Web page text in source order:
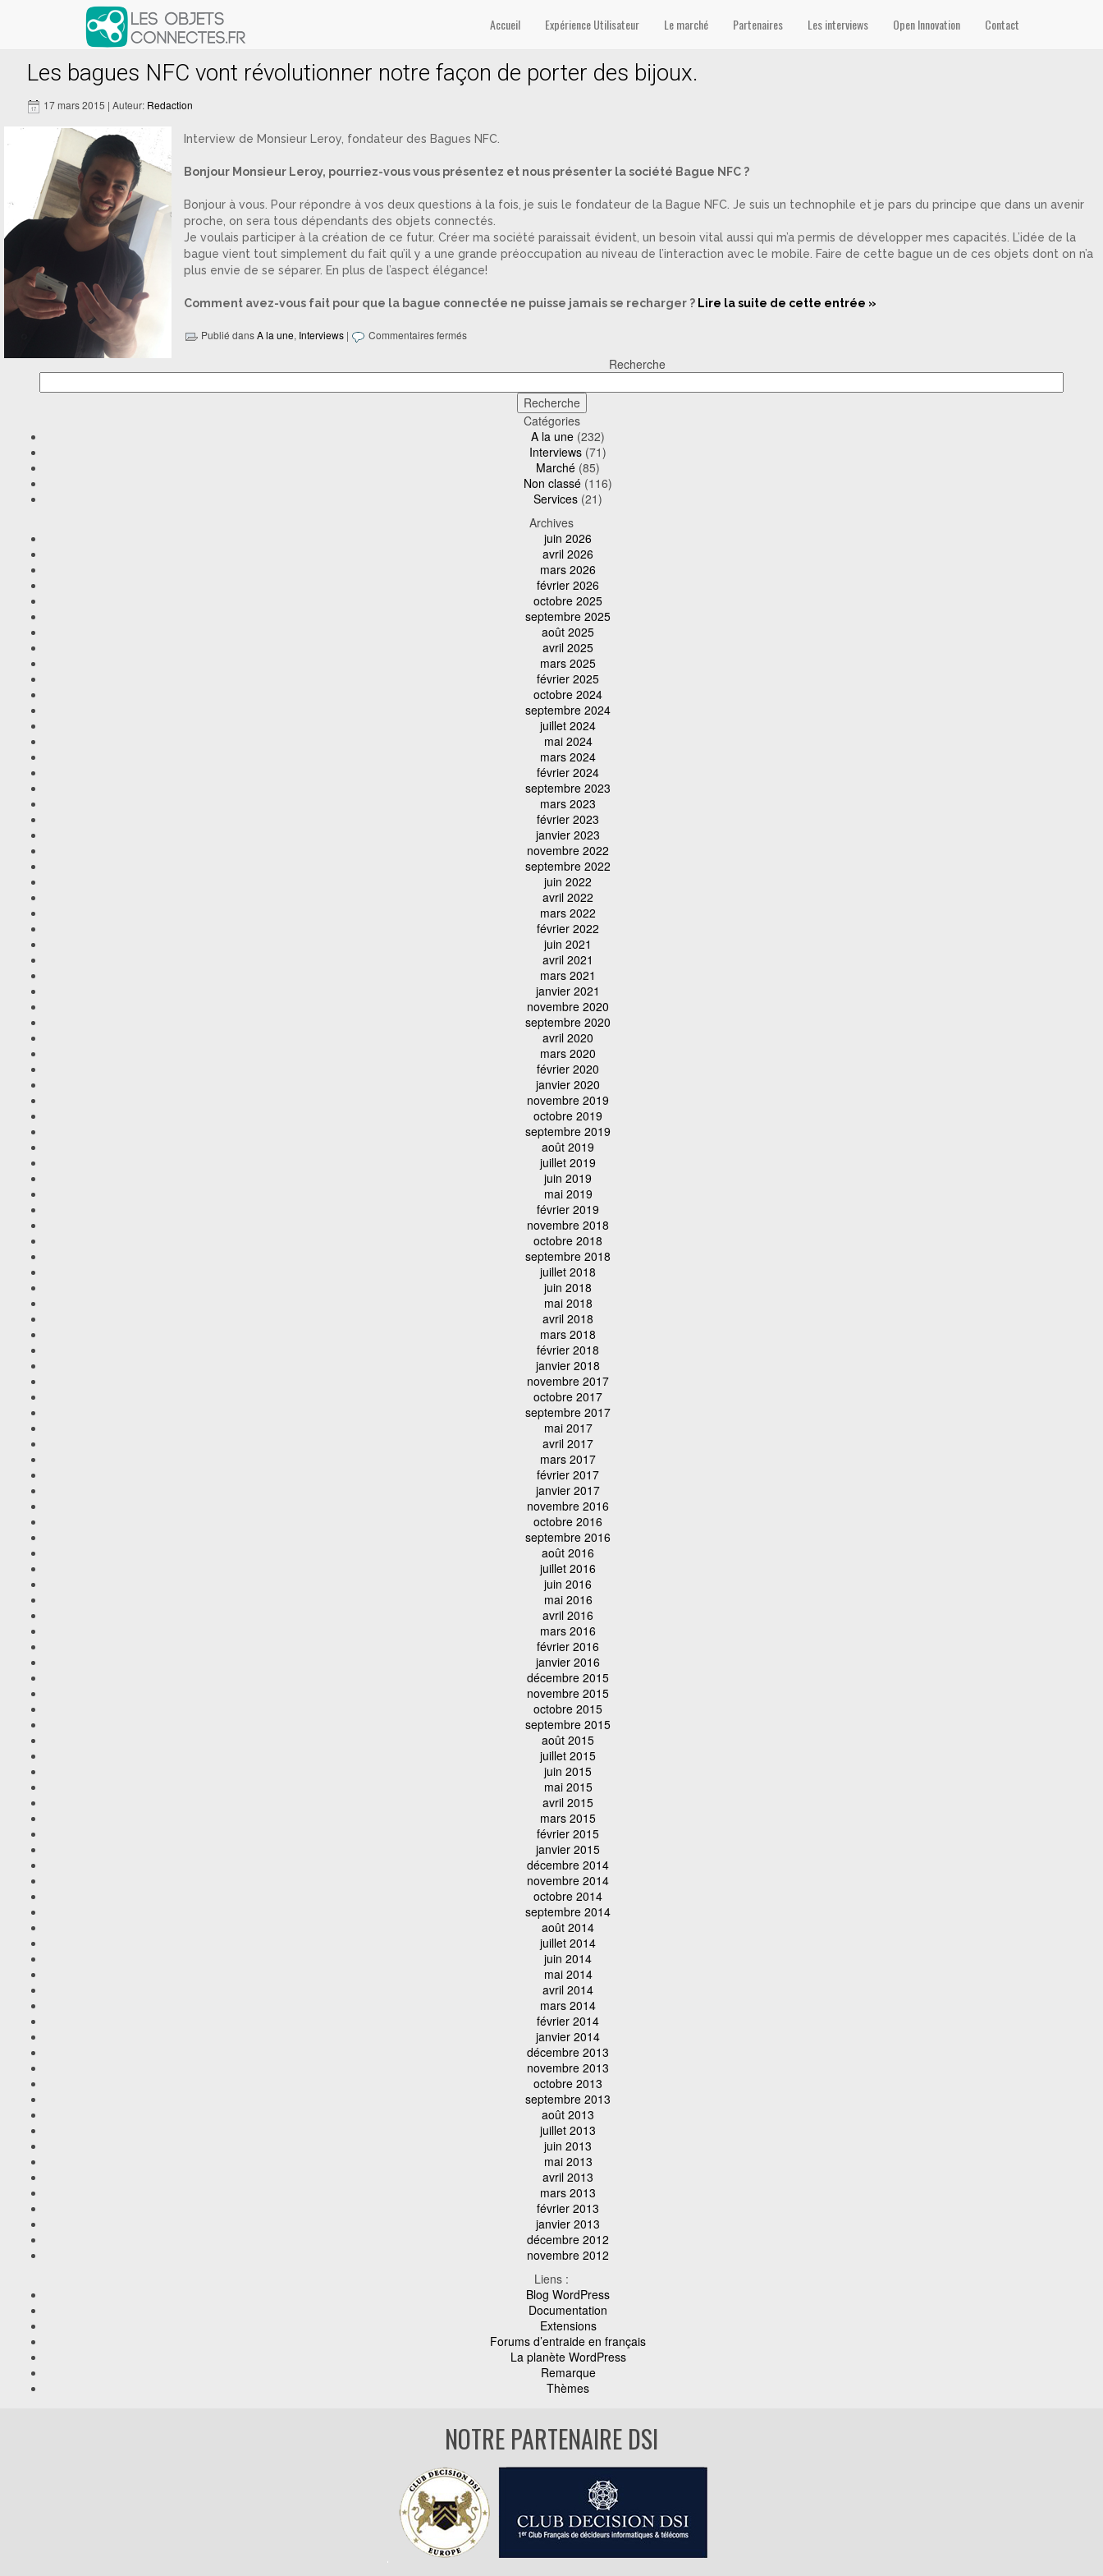
Accueil Expérience Utilisateur Le marché Partenaires Les interviews Open Innovation Contact
Articles avec le tag ‘leroy’
Les bagues NFC vont révolutionner notre façon de porter des bijoux.
17 mars 2015 | Auteur: Redaction
Interview de Monsieur Leroy, fondateur des Bagues NFC.
Bonjour Monsieur Leroy, pourriez-vous vous présentez et nous présenter la société Bague NFC ?
Bonjour à vous. Pour répondre à vos deux questions à la fois, je suis le fondateur de la Bague NFC. Je suis un technophile et je pars du principe que dans un avenir
proche, on sera tous dépendants des objets connectés.
Je voulais participer à la création de ce futur. Créer ma société paraissait évident, un besoin vital aussi qui m’a permis de développer mes capacités. L’idée de la
bague vient tout simplement du fait qu’il y a une grande préoccupation au niveau de l’interaction avec le mobile. Faire de cette bague un de ces objets dont on n’a
plus envie de se séparer. En plus de l’aspect élégance!
Comment avez-vous fait pour que la bague connectée ne puisse jamais se recharger ? Lire la suite de cette entrée »
Publié dansA la une, Interviews | Commentaires fermés
Recherche
Catégories
A la une (232)
Interviews (71)
Marché (85)
Non classé (116)
Services (21)
Archives
juin 2026
avril 2026
mars 2026
février 2026
octobre 2025
septembre 2025
août 2025
avril 2025
mars 2025
février 2025
octobre 2024
septembre 2024
juillet 2024
mai 2024
mars 2024
février 2024
septembre 2023
mars 2023
février 2023
janvier 2023
novembre 2022
septembre 2022
juin 2022
avril 2022
mars 2022
février 2022
juin 2021
avril 2021
mars 2021
janvier 2021
novembre 2020
septembre 2020
avril 2020
mars 2020
février 2020
janvier 2020
novembre 2019
octobre 2019
septembre 2019
août 2019
juillet 2019
juin 2019
mai 2019
février 2019
novembre 2018
octobre 2018
septembre 2018
juillet 2018
juin 2018
mai 2018
avril 2018
mars 2018
février 2018
janvier 2018
novembre 2017
octobre 2017
septembre 2017
mai 2017
avril 2017
mars 2017
février 2017
janvier 2017
novembre 2016
octobre 2016
septembre 2016
août 2016
juillet 2016
juin 2016
mai 2016
avril 2016
mars 2016
février 2016
janvier 2016
décembre 2015
novembre 2015
octobre 2015
septembre 2015
août 2015
juillet 2015
juin 2015
mai 2015
avril 2015
mars 2015
février 2015
janvier 2015
décembre 2014
novembre 2014
octobre 2014
septembre 2014
août 2014
juillet 2014
juin 2014
mai 2014
avril 2014
mars 2014
février 2014
janvier 2014
décembre 2013
novembre 2013
octobre 2013
septembre 2013
août 2013
juillet 2013
juin 2013
mai 2013
avril 2013
mars 2013
février 2013
janvier 2013
décembre 2012
novembre 2012
Liens :
Blog WordPress
Documentation
Extensions
Forums d’entraide en français
La planète WordPress
Remarque
Thèmes
NOTRE PARTENAIRE DSI